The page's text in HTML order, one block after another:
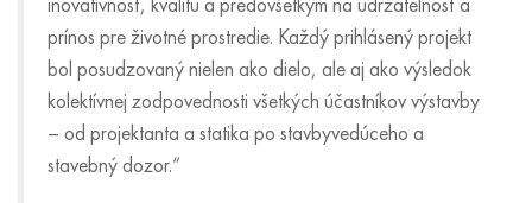
prínos pre životné prostredie. Každý prihlásený projekt
bol posudzovaný nielen ako dielo, ale aj ako výsledok
kolektívnej zodpovednosti všetkých účastníkov výstavby
– od projektanta a statika po stavbyvedúceho a
stavebný dozor.“